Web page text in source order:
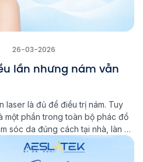
26-03-2026
lần nhưng nám vẫn
laser là đủ để điều trị nám. Tuy
một phần trong toàn bộ phác đồ
sóc da đúng cách tại nhà, làn da
cơ nám tái phát vẫn […]